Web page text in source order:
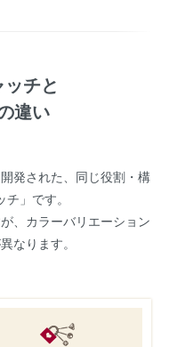
チと
違い
発された、同じ役割・構
」です。
、カラーバリエーション
なります。